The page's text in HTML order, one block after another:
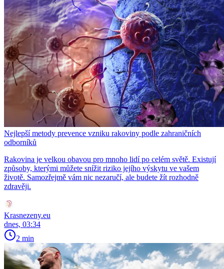
Nejlepší metody prevence vzniku rakoviny podle zahraničních
odborníků
Rakovina je velkou obavou pro mnoho lidí po celém světě. Existují
způsoby, kterými můžete snížit riziko jejího výskytu ve vašem
životě. Samozřejmě vám nic nezaručí, ale budete žít rozhodně
zdravěji.
Krasnezeny.eu
dnes, 03:34
2 min